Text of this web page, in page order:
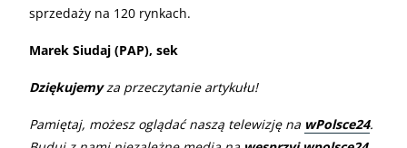
sprzedaży na 120 rynkach.
Marek Siudaj (PAP), sek
Dziękujemyza przeczytanie artykułu!
Pamiętaj, możesz oglądać naszą telewizję na wPolsce24.